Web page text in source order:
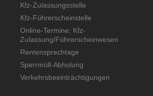
Kfz-Zulassungsstelle
Kfz-Führerscheinstelle
Online-Termine: Kfz-
Zulassung/Führerscheinwesen
Rentensprechtage
Sperrmüll-Abholung
Verkehrsbeeinträchtigungen